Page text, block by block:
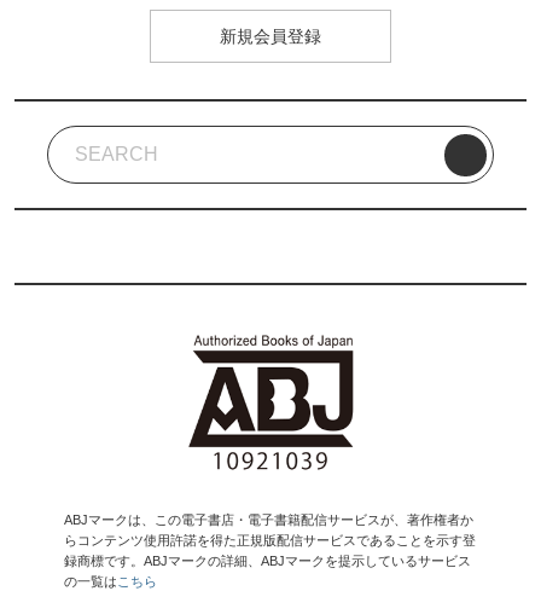
新規会員登録
ABJマークは、この電子書店・電子書籍配信サービスが、著作権者か
らコンテンツ使用許諾を得た正規版配信サービスであることを示す登
録商標です。ABJマークの詳細、ABJマークを提示しているサービス
の一覧は こちら